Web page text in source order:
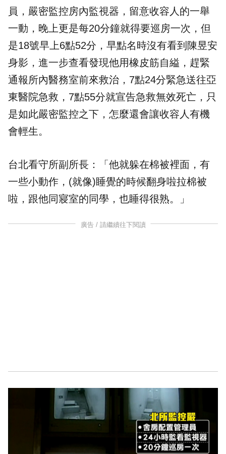
員，嚴密監控房內監視器，留意收容人的一舉
一動，晚上更是每20分鐘就得要巡房一次，但
是18號早上6點52分，早點名時沒有看到陳昱安
身影，進一步查看發現他用橡皮筋自縊，趕緊
通報所內醫務室前來救治，7點24分緊急送往亞
東醫院急救，7點55分就宣告急救無效死亡，只
是如此嚴密監控之下，怎麼還會讓收容人有機
會輕生。
台北看守所副所長：「他就躲在棉被裡面，有
一些小動作，(就像)睡覺的時候翻身啦拉棉被
啦，跟他同寢室的同學，也睡得很熟。」
廣告 / 請繼續往下閱讀